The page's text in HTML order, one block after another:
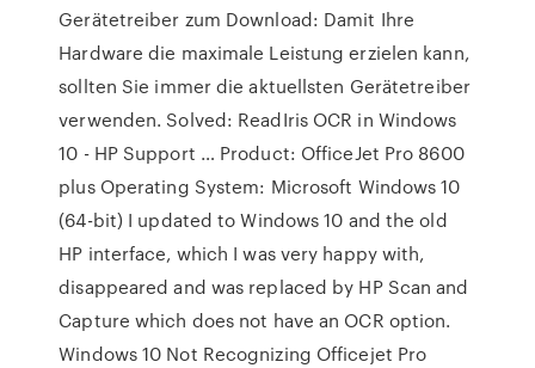
Gerätetreiber zum Download: Damit Ihre
Hardware die maximale Leistung erzielen kann,
sollten Sie immer die aktuellsten Gerätetreiber
verwenden. Solved: ReadIris OCR in Windows
10 - HP Support … Product: OfficeJet Pro 8600
plus Operating System: Microsoft Windows 10
(64-bit) I updated to Windows 10 and the old
HP interface, which I was very happy with,
disappeared and was replaced by HP Scan and
Capture which does not have an OCR option.
Windows 10 Not Recognizing Officejet Pro